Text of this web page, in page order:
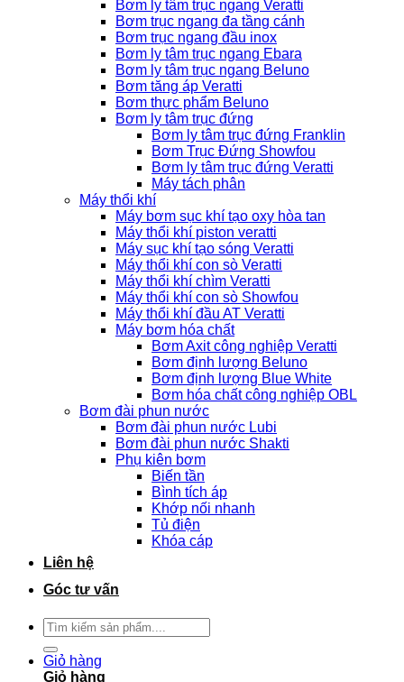
Bơm ly tâm trục ngang Veratti
Bơm trục ngang đa tầng cánh
Bơm trục ngang đầu inox
Bơm ly tâm trục ngang Ebara
Bơm ly tâm trục ngang Beluno
Bơm tăng áp Veratti
Bơm thực phẩm Beluno
Bơm ly tâm trục đứng
Bơm ly tâm trục đứng Franklin
Bơm Trục Đứng Showfou
Bơm ly tâm trục đứng Veratti
Máy tách phân
Máy thổi khí
Máy bơm sục khí tạo oxy hòa tan
Máy thổi khí piston veratti
Máy sục khí tạo sóng Veratti
Máy thổi khí con sò Veratti
Máy thổi khí chìm Veratti
Máy thổi khí con sò Showfou
Máy thổi khí đầu AT Veratti
Máy bơm hóa chất
Bơm Axit công nghiệp Veratti
Bơm định lượng Beluno
Bơm định lượng Blue White
Bơm hóa chất công nghiệp OBL
Bơm đài phun nước
Bơm đài phun nước Lubi
Bơm đài phun nước Shakti
Phụ kiên bơm
Biến tần
Bình tích áp
Khớp nối nhanh
Tủ điện
Khóa cáp
Liên hệ
Góc tư vấn
Tìm
kiếm:
Giỏ hàng
Giỏ hàng